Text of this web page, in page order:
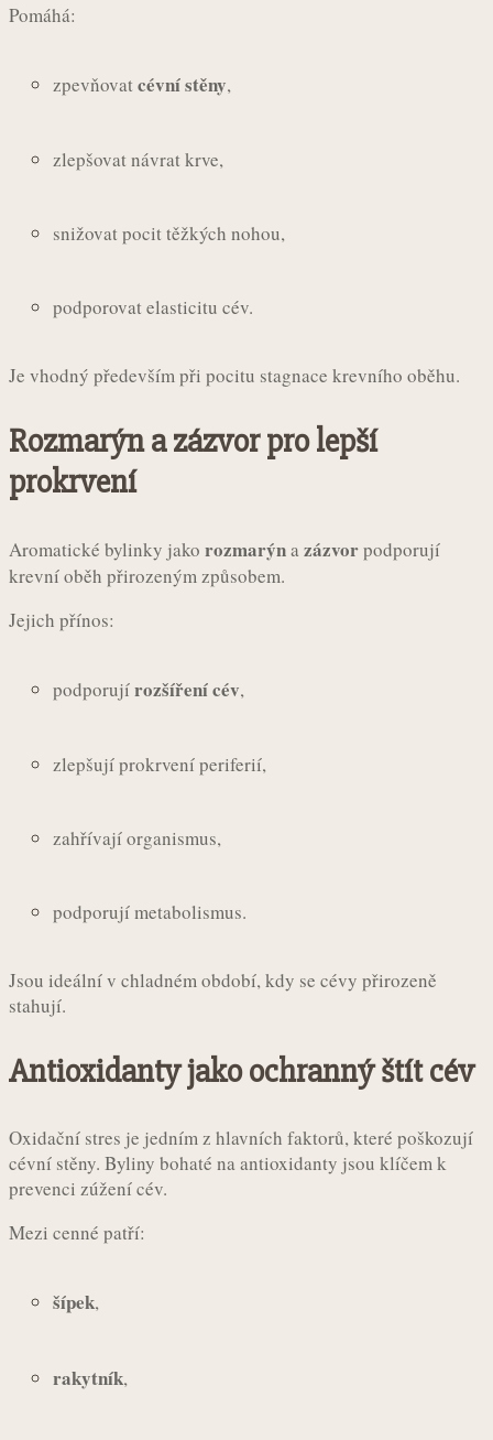
Pomáhá:
zpevňovatcévní stěny,
zlepšovat návrat krve,
snižovat pocit těžkých nohou,
podporovat elasticitu cév.
Je vhodný především při pocitu stagnace krevního oběhu.
Rozmarýn a zázvor pro lepší
prokrvení
Aromatické bylinky jako rozmarýnazázvorpodporují
krevní oběh přirozeným způsobem.
Jejich přínos:
podporujírozšíření cév,
zlepšují prokrvení periferií,
zahřívají organismus,
podporují metabolismus.
Jsou ideální v chladném období, kdy se cévy přirozeně
stahují.
Antioxidanty jako ochranný štít cév
Oxidační stres je jedním z hlavních faktorů, které poškozují
cévní stěny. Byliny bohaté na antioxidanty jsou klíčem k
prevenci zúžení cév.
Mezi cenné patří:
šípek,
rakytník,